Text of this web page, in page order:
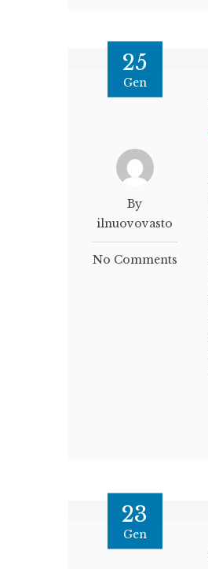
25
Gen
By
ilnuovovasto
No Comments
23
Gen